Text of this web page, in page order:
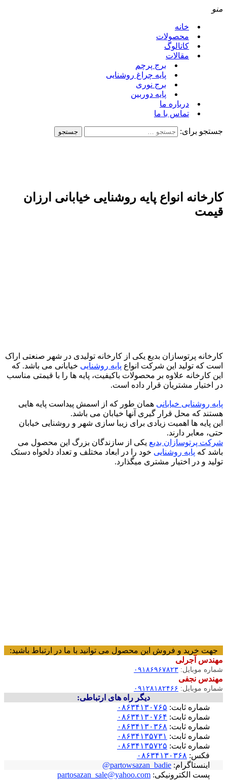
منو
خانه
محصولات
کاتالوگ
مقالات
برج پرچم
پایه چراغ روشنایی
برج نوری
پایه دوربین
درباره ما
تماس با ما
جستجو برای:
کارخانه انواع پایه روشنایی خیابانی ارزان
قیمت
کارخانه پرتوسازان بدیع یکی از کارخانه تولیدی در شهر صنعتی اراک
است که تولید این شرکت انواع پایه روشنایی خیابانی می باشد. که
این کارخانه علاوه بر محصولات باکیفیت، پایه ها را با قیمتی مناسب
در اختیار مشتریان قرار داده است.
پایه روشنایی خیابانی همان طور که از اسمش پیداست پایه هایی
هستند که محل قرار گیری آنها خیابان می باشد.
این پایه ها اهمیت زیادی برای زیبا سازی شهر و روشنایی خیابان
حتی، معابر دارند.
شرکت پرتوسازان بدیع یکی از سازندگان بزرگ این محصول می
باشد که پایه روشنایی خود را در ابعاد مختلف و تعداد دلخواه دستک
تولید و در اختیار مشتری میگذارد.
جهت خرید و فروش این محصول می توانید با ما در ارتباط باشید:
مهندس آجرلی
شماره موبایل: ۰۹۱۸۶۹۶۷۸۲۳
مهندس نجفی
شماره موبایل: ۰۹۱۲۸۱۸۲۴۶۶
دیگر راه های ارتباطی:
شماره ثابت: ۰۸۶۳۴۱۳۰۷۶۵
شماره ثابت: ۰۸۶۳۴۱۳۰۷۶۴
شماره ثابت: ۰۸۶۳۴۱۳۰۳۶۸
شماره ثابت: ۰۸۶۳۴۱۳۵۷۳۱
شماره ثابت: ۰۸۶۳۴۱۳۵۷۲۵
فکس: ۰۸۶۳۴۱۳۰۳۶۸
اینستاگرام: partowsazan_badie@
پست الکترونیکی: partosazan_sale@yahoo.com